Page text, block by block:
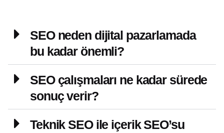
SEO neden dijital pazarlamada
bu kadar önemli?
SEO çalışmaları ne kadar sürede
sonuç verir?
Teknik SEO ile içerik SEO’su